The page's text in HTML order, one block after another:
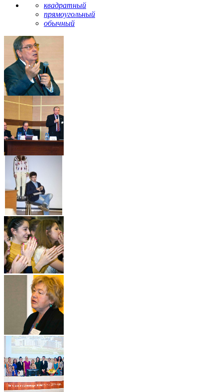
квадратный
прямоугольный
обычный